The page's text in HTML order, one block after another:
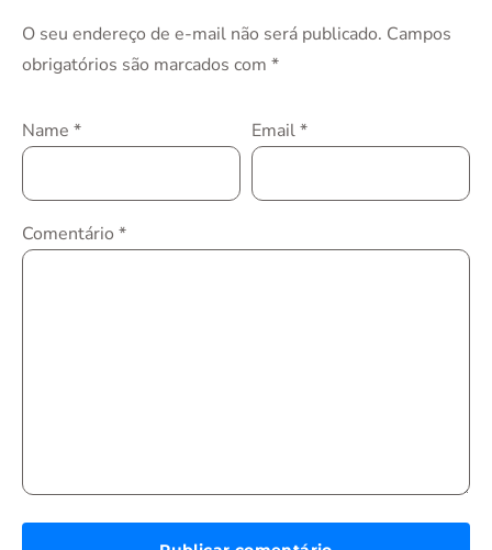
O seu endereço de e-mail não será publicado. Campos
obrigatórios são marcados com *
Name * Email*
Comentário *